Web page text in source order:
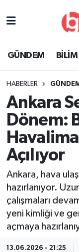
GÜNDEM
HABERLER
Ankara
Dönem:
Açılıyor
Ankara, hava
hazırlanıyor.
çalışmaları
yeni kimliği ve
açmaya
13.06.2026 - 21:25
EKONOMİ
SAĞLIK
EĞİTİM
KÜLTÜR
MAGAZİN
Süper Lig
Tüm
Son Dakika
Haber Arşivi